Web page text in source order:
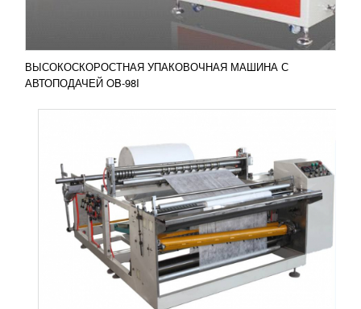
ВЫСОКОСКОРОСТНАЯ УПАКОВОЧНАЯ МАШИНА С
АВТОПОДАЧЕЙ OB-98I
РОТАЦИОННАЯ ПЕЧЬ RMP 6080/15
689 087RUB
Ротационная печь RMP 6080/15
Высокопроизводительное оборудование широко
используется в хлебопекарном и кондитерском
производствах. Главным...
Добавить в сравнение